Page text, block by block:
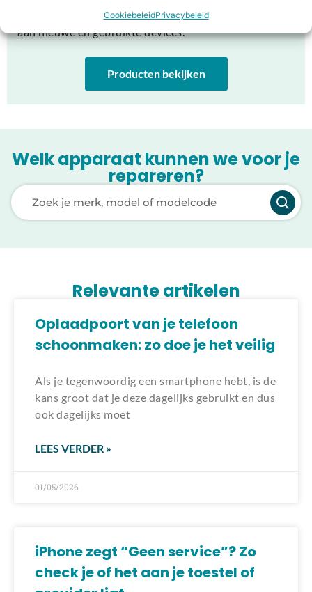
CookiebeleidPrivacybeleid
Bij Holysmartphone hebben we een breed assortiment
aan nieuwe en gebruikte devices.
Producten bekijken
Welk apparaat kunnen we voor je
repareren?
Relevante artikelen
Oplaadpoort van je telefoon
schoonmaken: zo doe je het veilig
Als je tegenwoordig een smartphone hebt, is de
kans groot dat je deze dagelijks gebruikt en dus
ook dagelijks moet
LEES VERDER »
01/05/2026
iPhone zegt “Geen service”? Zo
check je of het aan je toestel of